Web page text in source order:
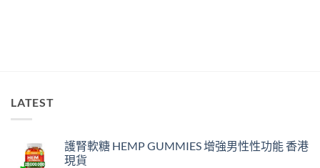
LATEST
護腎軟糖 HEMP GUMMIES 增強男性性功能 香港
現貨